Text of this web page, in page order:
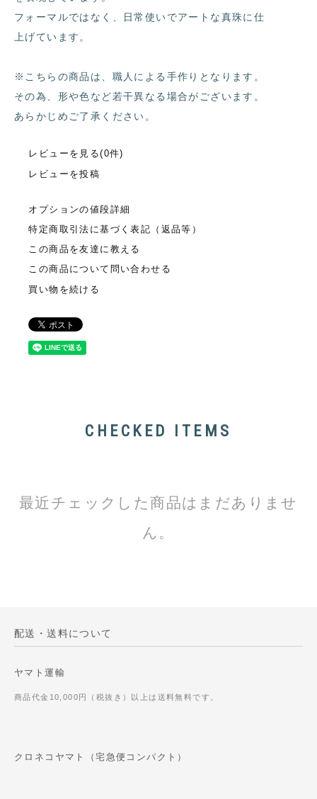
フォーマルではなく、日常使いでアートな真珠に仕
上げています。
※こちらの商品は、職人による手作りとなります。
その為、形や色など若干異なる場合がございます。
あらかじめご了承ください。
レビューを見る(0件)
レビューを投稿
オプションの値段詳細
特定商取引法に基づく表記（返品等）
この商品を友達に教える
この商品について問い合わせる
買い物を続ける
CHECKED ITEMS
最近チェックした商品はまだありませ
ん。
配送・送料について
ヤマト運輸
商品代金10,000円（税抜き）以上は送料無料です。
クロネコヤマト（宅急便コンパクト）